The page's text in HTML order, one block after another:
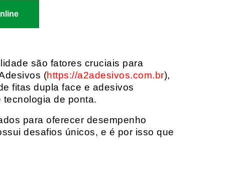
são fatores cruciais para
(https://a2adesivos.com.br),
fitas dupla face e adesivos
de ponta.
para oferecer desempenho
desafios únicos, e é por isso que